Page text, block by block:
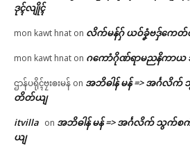
ဒုၚ်လျိုၚ်
mon kawt hnat on လိက်မန်ဂှ် ယဝ်ခၞံဗဒှ်ကေတ်
mon kawt hnat on ဂကောံဂိုဏ်ရာမညနိကာယ
ဌာန်ပရိုၚ်ဗၠးၜးမန် on အဘိဓါန် မန် => အၚ်္ဂလိ
တိတ်ယျ
itvilla on အဘိဓါန် မန် => အၚ်္ဂလိက် သွက်စ
ယျ